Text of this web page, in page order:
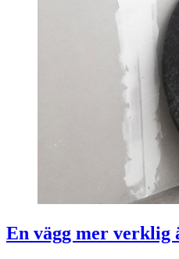
En vägg mer verklig